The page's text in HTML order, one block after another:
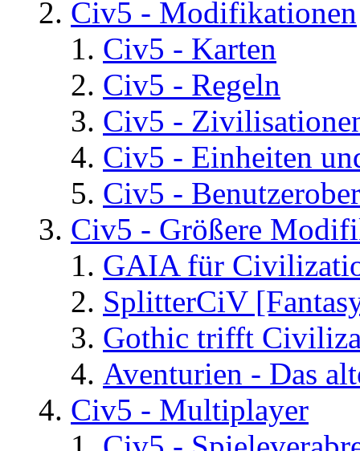
Civ5 - Modifikationen
Civ5 - Karten
Civ5 - Regeln
Civ5 -
Civ5 - Einheiten
Civ5 -
Civ5 - Größere
GAIA für
SplitterCiV
Gothic trifft
Aventurien - Das
Civ5 - Multiplayer